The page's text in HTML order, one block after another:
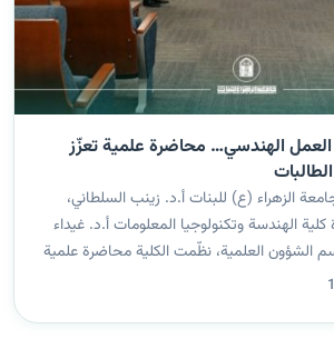
الهندسي… محاضرة علمية تعزّز
الزهراء (ع) للبنات أ.د. زينب السلطاني،
الهندسة وتكنولوجيا المعلومات أ.د. غيداء
الشؤون العلمية، نظّمت الكلية محاضرة علمية
العمل الهندسي” قدّمها التدريسي م.م ريا...